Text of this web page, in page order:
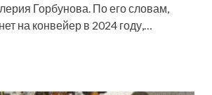
Горбунова. По его словам,
на конвейер в 2024 году,…